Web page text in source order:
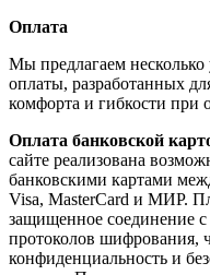
Оплата
Мы предлагаем
оплаты, разработанных
комфорта и гибкости при
Оплата банковской
сайте реализована
банковскими картами
Visa, MasterCard и МИР.
защищенное соединение
протоколов шифрования,
конфиденциальность и